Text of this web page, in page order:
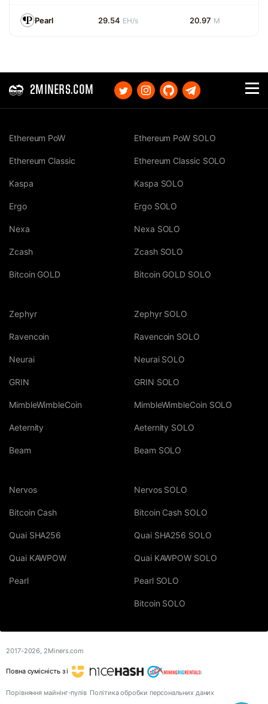
Pearl 29.54 EH/s 20.97 M
2MINERS.COM
Ethereum PoW
Ethereum Classic
Kaspa
Ergo
Nexa
Zcash
Bitcoin GOLD
Ethereum PoW SOLO
Ethereum Classic SOLO
Kaspa SOLO
Ergo SOLO
Nexa SOLO
Zcash SOLO
Bitcoin GOLD SOLO
Zephyr
Ravencoin
Neurai
GRIN
MimbleWimbleCoin
Aeternity
Beam
Zephyr SOLO
Ravencoin SOLO
Neurai SOLO
GRIN SOLO
MimbleWimbleCoin SOLO
Aeternity SOLO
Beam SOLO
Nervos
Bitcoin Cash
Quai SHA256
Quai KAWPOW
Pearl
Nervos SOLO
Bitcoin Cash SOLO
Quai SHA256 SOLO
Quai KAWPOW SOLO
Pearl SOLO
Bitcoin SOLO
2017-2026, 2Miners.com
Повна сумісність з і
Порівняння майнінг-пулів Політика обробки персональних даних